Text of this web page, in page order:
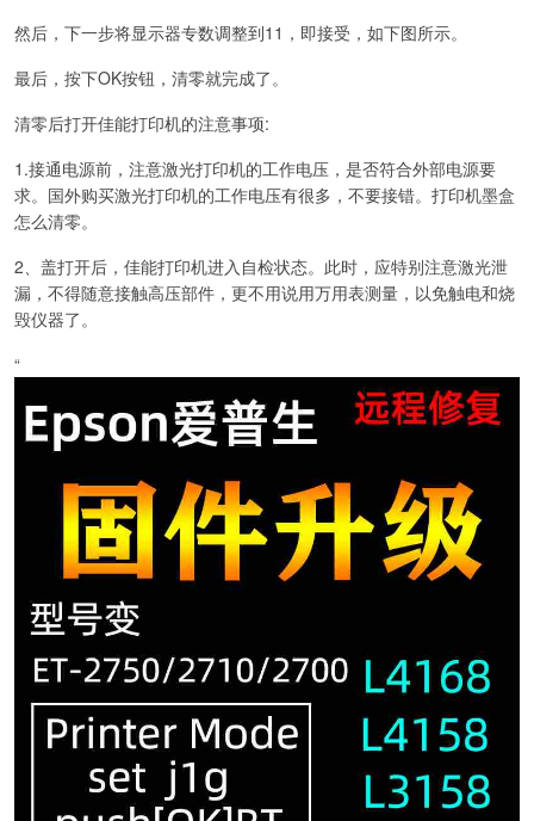
然后，下一步将显示器专数调整到11，即接受，如下图所示。
最后，按下OK按钮，清零就完成了。
清零后打开佳能打印机的注意事项:
1.接通电源前，注意激光打印机的工作电压，是否符合外部电源要
求。国外购买激光打印机的工作电压有很多，不要接错。打印机墨盒
怎么清零。
2、盖打开后，佳能打印机进入自检状态。此时，应特别注意激光泄
漏，不得随意接触高压部件，更不用说用万用表测量，以免触电和烧
毁仪器了。
“